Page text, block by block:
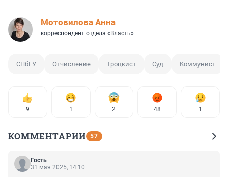
Мотовилова Анна
корреспондент отдела «Власть»
СПбГУ Отчисление Троцкист Суд Коммунист
9 1 2 48 1
КОММЕНТАРИИ 57
Гость
31 мая 2025, 14:10